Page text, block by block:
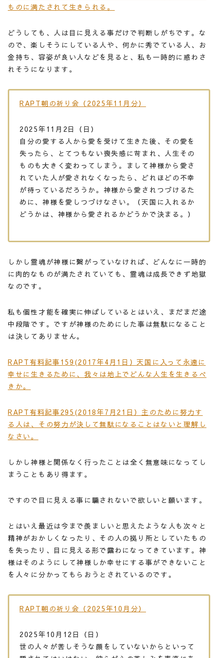
ものに満たされて生きられる。
どうしても、人は目に見える事だけで判断しがちです。な
ので、楽しそうにしている人や、何かに秀でている人、お
金持ち、容姿が良い人などを見ると、私も一時的に惑わさ
れそうになります。
RAPT朝の祈り会（2025年11月分）
2025年11月2日（日）
自分の愛する人から愛を受けて生きた後、その愛を
失ったら、とてつもない喪失感に苛まれ、人生その
ものも大きく変わってしまう。まして神様から愛さ
れていた人が愛されなくなったら、どれほどの不幸
が待っているだろうか。神様から愛されつづけるた
めに、神様を愛しつづけなさい。（天国に入れるか
どうかは、神様から愛されるかどうかで決まる。）
しかし霊魂が神様に繋がっていなければ、どんなに一時的
に肉的なものが満たされていても、霊魂は成長できず地獄
なのです。
私も個性才能を確実に伸ばしているとはいえ、まだまだ途
中段階です。ですが神様のためにした事は無駄になること
は決してありません。
RAPT有料記事159(2017年4月1日）天国に入って永遠に
幸せに生きるために、我々は地上でどんな人生を生きるべ
きか。
RAPT有料記事295(2018年7月21日）主のために努力す
る人は、その努力が決して無駄になることはないと理解し
なさい。
しかし神様と関係なく行ったことは全く無意味になってし
まうこともあり得ます。
ですので目に見える事に騙されないで欲しいと願います。
とはいえ最近は今まで羨ましいと思えたような人も次々と
精神がおかしくなったり、その人の拠り所としていたもの
を失ったり、目に見える形で露わになってきています。神
様はそのようにして神様しか幸せにする事ができないこと
を人々に分かってもらおうとされているのです。
RAPT朝の祈り会（2025年10月分）
2025年10月12日（日）
世の人々が苦しそうな顔をしていないからといって